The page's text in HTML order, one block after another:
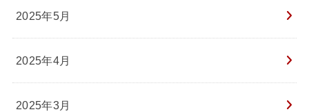
2025年5月
2025年4月
2025年3月